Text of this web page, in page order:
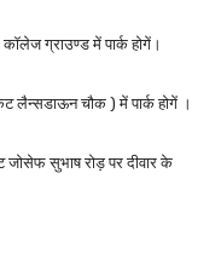
ग्राउण्ड में पार्क होगें।
लैन्सडाऊन चौक ) में पार्क होगें ।
जोसेफ सुभाष रोड़ पर दीवार के